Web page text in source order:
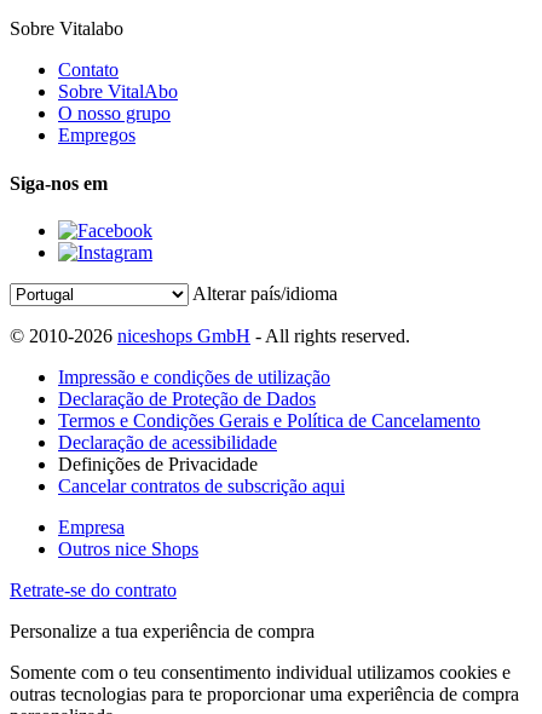
Sobre Vitalabo
Contato
Sobre VitalAbo
O nosso grupo
Empregos
Siga-nos em
Alterar país/idioma
© 2010-2026 niceshops GmbH - All rights reserved.
Impressão e condições de utilização
Declaração de Proteção de Dados
Termos e Condições Gerais e Política de Cancelamento
Declaração de acessibilidade
Definições de Privacidade
Cancelar contratos de subscrição aqui
Empresa
Outros nice Shops
Retrate-se do contrato
Personalize a tua experiência de compra
Somente com o teu consentimento individual utilizamos cookies e
outras tecnologias para te proporcionar uma experiência de compra